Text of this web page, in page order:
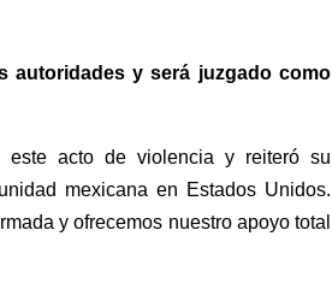
autoridades y será juzgado como
este acto de violencia y reiteró su
mexicana en Estados Unidos.
y ofrecemos nuestro apoyo total